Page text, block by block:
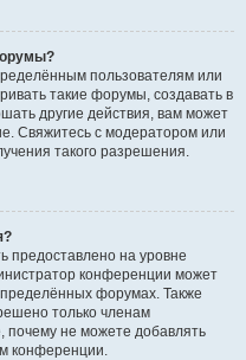
пользователям или
такие форумы, создавать в
другие действия, вам может
Свяжитесь с модератором или
такого разрешения.
предоставлено на уровне
конференции может
форумах. Также
только членам
почему не можете добавлять
конференции.